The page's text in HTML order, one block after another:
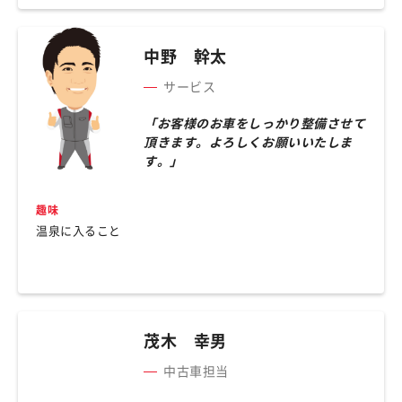
中野 幹太
サービス
「お客様のお車をしっかり整備させて
頂きます。よろしくお願いいたしま
す。」
趣味
温泉に入ること
茂木 幸男
中古車担当